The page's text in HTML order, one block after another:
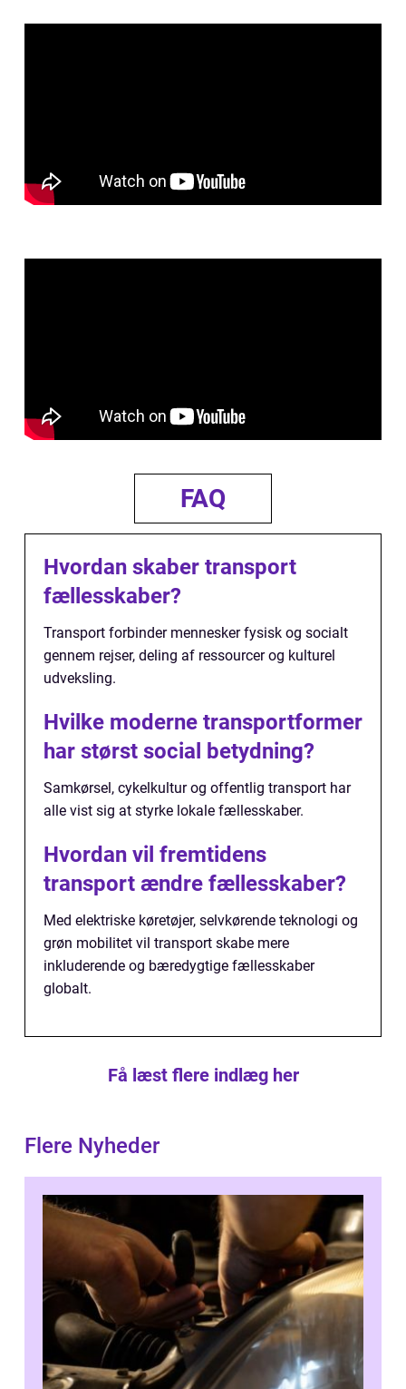
FAQ
Hvordan skaber transport
fællesskaber?
Transport forbinder mennesker fysisk og socialt
gennem rejser, deling af ressourcer og kulturel
udveksling.
Hvilke moderne transportformer
har størst social betydning?
Samkørsel, cykelkultur og offentlig transport har
alle vist sig at styrke lokale fællesskaber.
Hvordan vil fremtidens
transport ændre fællesskaber?
Med elektriske køretøjer, selvkørende teknologi og
grøn mobilitet vil transport skabe mere
inkluderende og bæredygtige fællesskaber
globalt.
Få læst flere indlæg her
Flere Nyheder